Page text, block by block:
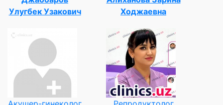
Улугбек Узакович
Ходжаевна